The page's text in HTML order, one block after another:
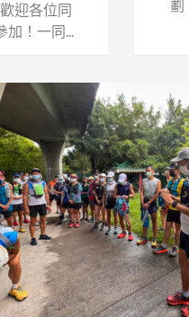
迎各位同
加！一同...
劃